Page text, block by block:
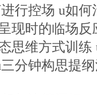
行控场 u如
现时的临场
思维方式训
分钟构思提